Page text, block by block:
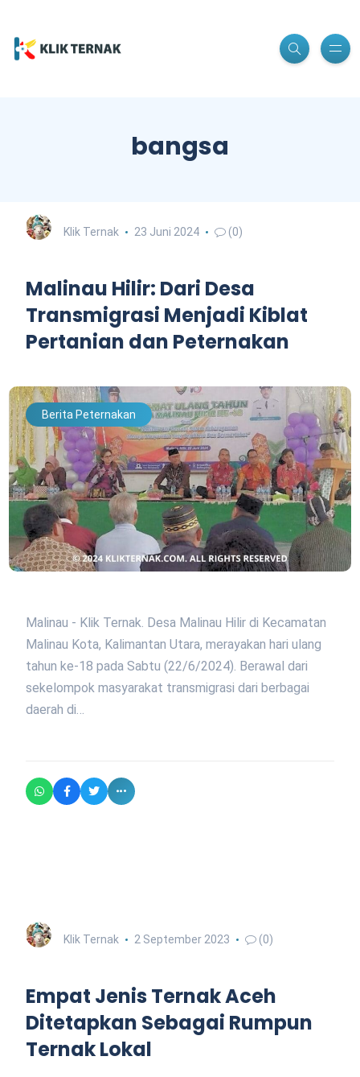
bangsa
Klik Ternak 23 Juni 2024 (0)
Malinau Hilir: Dari Desa
Transmigrasi Menjadi Kiblat
Pertanian dan Peternakan
Berita Peternakan
Malinau - Klik Ternak. Desa Malinau Hilir di Kecamatan
Malinau Kota, Kalimantan Utara, merayakan hari ulang
tahun ke-18 pada Sabtu (22/6/2024). Berawal dari
sekelompok masyarakat transmigrasi dari berbagai
daerah di…
Klik Ternak 2 September 2023 (0)
Empat Jenis Ternak Aceh
Ditetapkan Sebagai Rumpun
Ternak Lokal